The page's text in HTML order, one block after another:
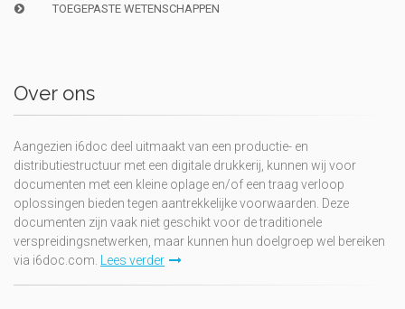
TOEGEPASTE WETENSCHAPPEN
Over ons
Aangezien i6doc deel uitmaakt van een productie- en
distributiestructuur met een digitale drukkerij, kunnen wij voor
documenten met een kleine oplage en/of een traag verloop
oplossingen bieden tegen aantrekkelijke voorwaarden. Deze
documenten zijn vaak niet geschikt voor de traditionele
verspreidingsnetwerken, maar kunnen hun doelgroep wel bereiken
via i6doc.com.
Lees verder